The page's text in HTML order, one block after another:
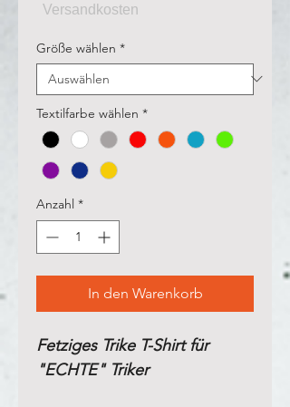
Größe wählen *
Textilfarbe wählen *
Anzahl *
In den Warenkorb
Fetziges Trike T-Shirt für
"ECHTE" Triker